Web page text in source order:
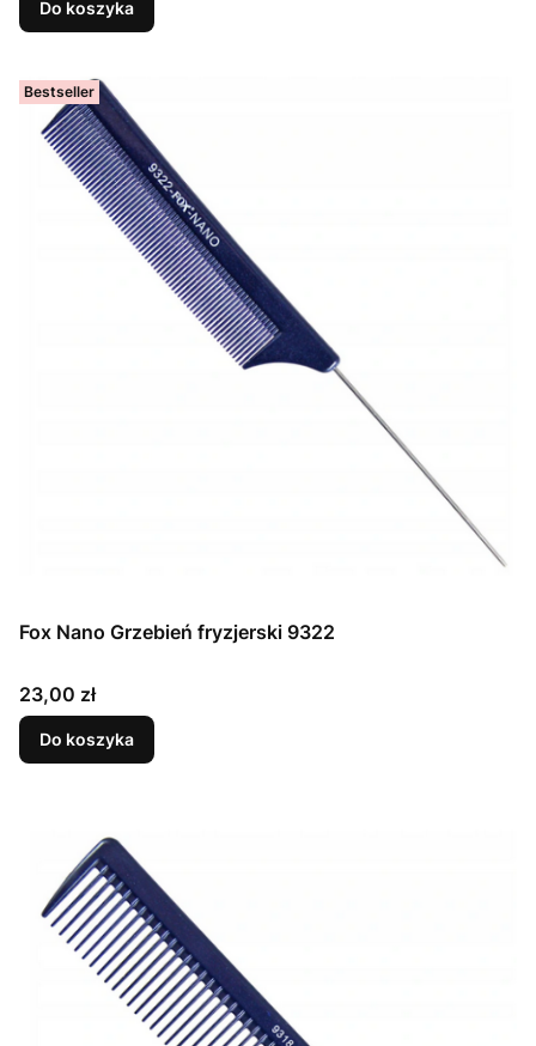
Do koszyka
Bestseller
Fox Nano Grzebień fryzjerski 9322
Cena
23,00 zł
Do koszyka